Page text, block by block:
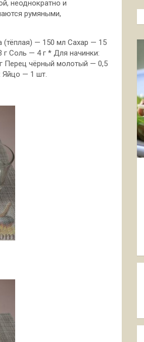
неоднократно и
румяными,
(тёплая) — 150 мл Сахар — 15
Соль — 4 г * Для начинки:
Перец чёрный молотый — 0,5
Яйцо — 1 шт.